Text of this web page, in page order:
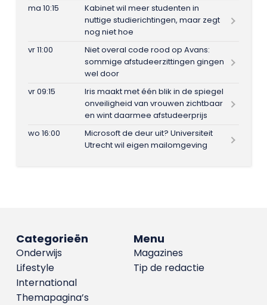
ma 10:15
Kabinet wil meer studenten in
nuttige studierichtingen, maar zegt
nog niet hoe
vr 11:00
Niet overal code rood op Avans:
sommige afstudeerzittingen gingen
wel door
vr 09:15
Iris maakt met één blik in de spiegel
onveiligheid van vrouwen zichtbaar
en wint daarmee afstudeerprijs
wo 16:00
Microsoft de deur uit? Universiteit
Utrecht wil eigen mailomgeving
Menu
Magazines
Tip de redactie
Categorieën
Onderwijs
Lifestyle
International
Themapagina’s